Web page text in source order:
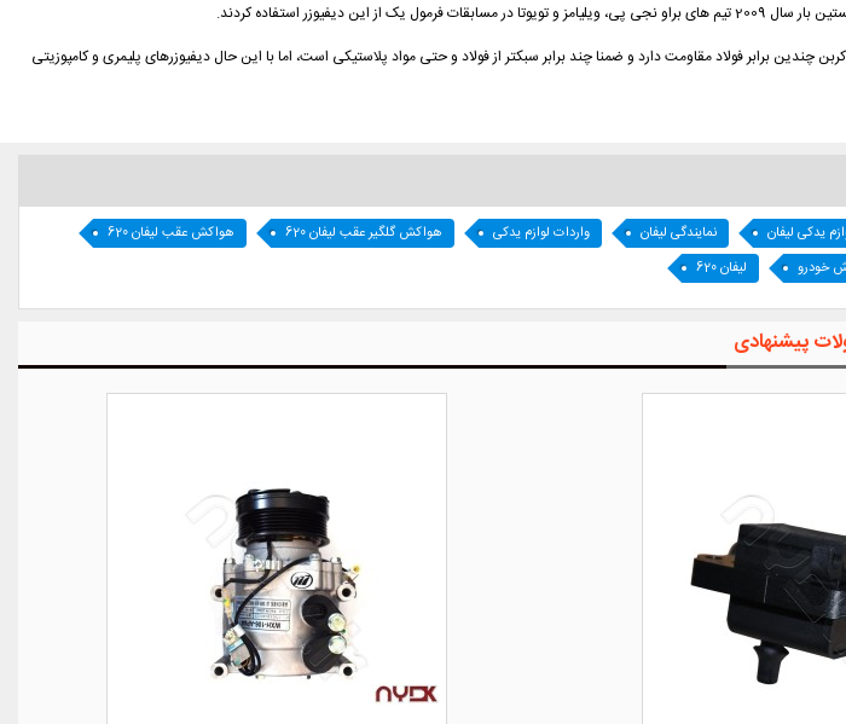
برابر فولاد مقاومت دارد و ضمنا چند برابر سبکتر از فولاد و حتی مواد پلاستیکی است، اما با این حال دیفیوزرهای پلیمری و کامپوزیتی
یدکی لیفان نمایندگی لیفان واردات لوازم یدکی هواکش گلگیر عقب لیفان 620
هواکش عقب لیفان 620
خودرو لیفان 620
پیشنهادی